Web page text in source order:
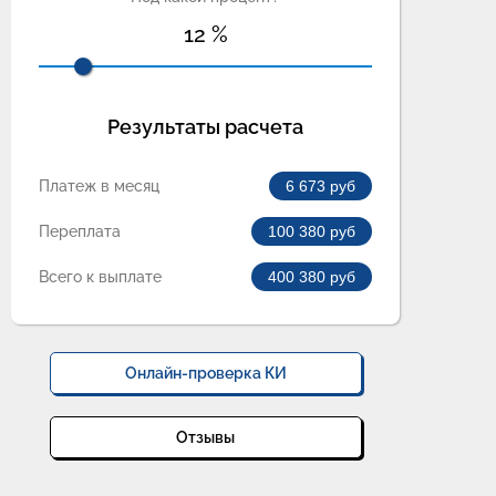
12 %
Результаты расчета
Платеж в месяц 6 673 руб
Переплата 100 380 руб
Всего к выплате 400 380 руб
Онлайн-проверка КИ
Отзывы